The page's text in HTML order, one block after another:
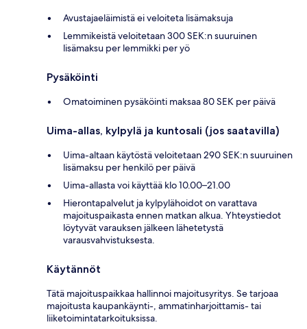
Avustajaeläimistä ei veloiteta lisämaksuja
Lemmikeistä veloitetaan 300 SEK:n suuruinen
lisämaksu per lemmikki per yö
Pysäköinti
Omatoiminen pysäköinti maksaa 80 SEK per päivä
Uima-allas, kylpylä ja kuntosali (jos saatavilla)
Uima-altaan käytöstä veloitetaan 290 SEK:n suuruinen
lisämaksu per henkilö per päivä
Uima-allasta voi käyttää klo 10.00–21.00
Hierontapalvelut ja kylpylähoidot on varattava
majoituspaikasta ennen matkan alkua. Yhteystiedot
löytyvät varauksen jälkeen lähetetystä
varausvahvistuksesta.
Käytännöt
Tätä majoituspaikkaa hallinnoi majoitusyritys. Se tarjoaa
majoitusta kaupankäynti-, ammatinharjoittamis- tai
liiketoimintatarkoituksissa.